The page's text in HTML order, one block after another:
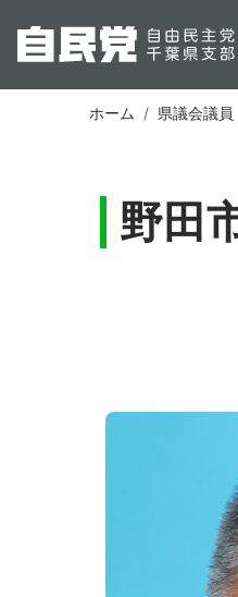
ホーム 県議会議員
野田